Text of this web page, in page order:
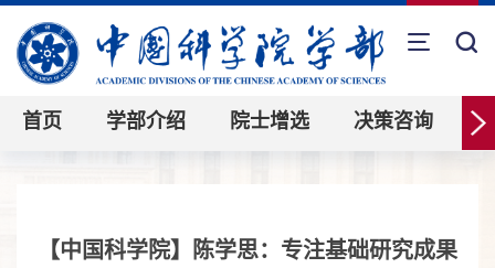
首页 学部介绍 院士增选 决策咨询
【中国科学院】陈学思：专注基础研究成果